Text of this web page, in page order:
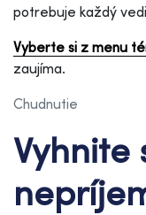
potrebuje každý
Vyberte si z menu
zaujíma.
Chudnutie
Vyhnite